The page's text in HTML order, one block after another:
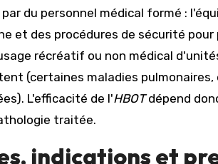
du personnel médical formé :
et des procédures de sécurité
récréatif ou non médical
(certaines maladies
L'efficacité de l'HBOTdépend
traitée.
indications et